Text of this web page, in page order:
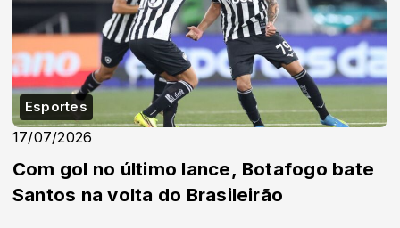
Esportes
17/07/2026
Com gol no último lance, Botafogo bate
Santos na volta do Brasileirão